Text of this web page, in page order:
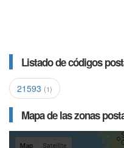
Listado de códigos
21593 (1)
Mapa de las zonas